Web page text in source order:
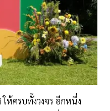
ห้ครบทั้งวงจร อีกหนึ่ง